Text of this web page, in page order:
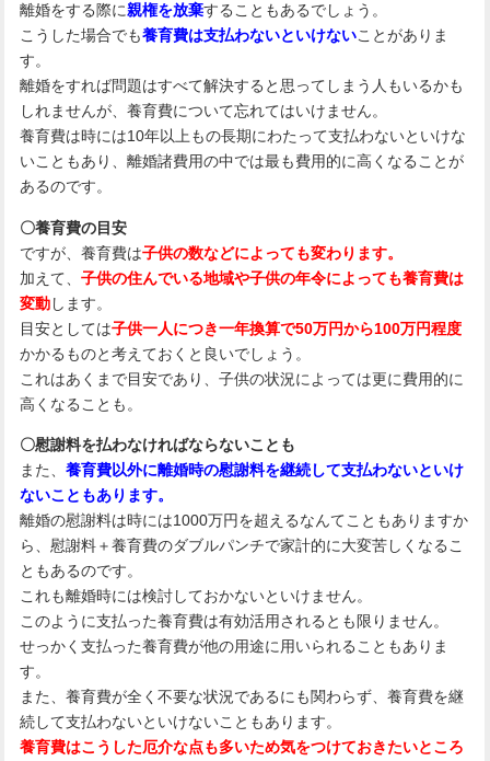
離婚をする際に親権を放棄することもあるでしょう。
こうした場合でも養育費は支払わないといけないことがありま
す。
離婚をすれば問題はすべて解決すると思ってしまう人もいるかも
しれませんが、養育費について忘れてはいけません。
養育費は時には10年以上もの長期にわたって支払わないといけな
いこともあり、離婚諸費用の中では最も費用的に高くなることが
あるのです。
〇養育費の目安
ですが、養育費は子供の数などによっても変わります。
加えて、 子供の住んでいる地域や子供の年令によっても養育費は
変動します。
目安としては子供一人につき一年換算で50万円から100万円程度
かかるものと考えておくと良いでしょう。
これはあくまで目安であり、子供の状況によっては更に費用的に
高くなることも。
〇慰謝料を払わなければならないことも
また、 養育費以外に離婚時の慰謝料を継続して支払わないといけ
ないこともあります。
離婚の慰謝料は時には1000万円を超えるなんてこともありますか
ら、慰謝料＋養育費のダブルパンチで家計的に大変苦しくなるこ
ともあるのです。
これも離婚時には検討しておかないといけません。
このように支払った養育費は有効活用されるとも限りません。
せっかく支払った養育費が他の用途に用いられることもありま
す。
また、養育費が全く不要な状況であるにも関わらず、養育費を継
続して支払わないといけないこともあります。
養育費はこうした厄介な点も多いため気をつけておきたいところ